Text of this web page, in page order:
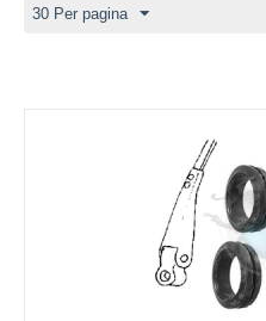
30 Per pagina